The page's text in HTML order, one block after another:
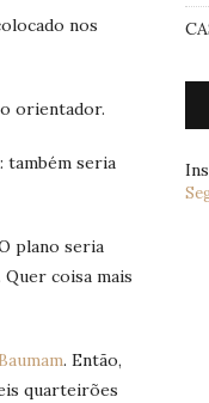
nos
orientador.
também seria
plano seria
coisa mais
Baumam. Então,
quarteirões